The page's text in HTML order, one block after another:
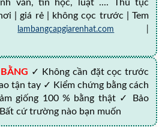
văn, tin học, luật .... Thủ tục
| giá rẻ | không cọc trước | Tem
lambangcapgiarenhat.com
✓ Không cần đặt cọc trước
tận tay ✓ Kiểm chứng bằng cách
giống 100 % bằng thật ✓ Bảo
cứ trường nào bạn muốn